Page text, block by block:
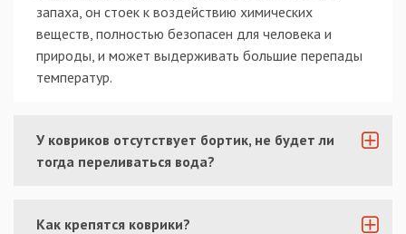
запаха, он стоек к воздействию химических
веществ, полностью безопасен для человека и
природы, и может выдерживать большие перепады
температур.
У ковриков отсутствует бортик, не будет ли
тогда переливаться вода?
Как крепятся коврики?